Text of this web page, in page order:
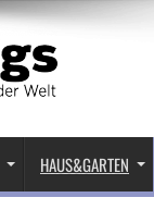
HAUS&GARTEN